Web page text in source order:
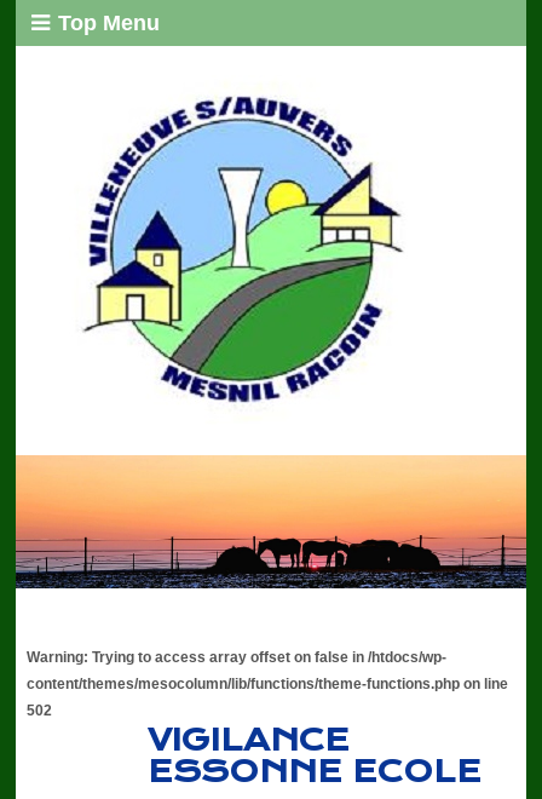
Top Menu
Warning: Trying to access array offset on false in /htdocs/wp-
content/themes/mesocolumn/lib/functions/theme-functions.phpon line
502
VIGILANCE
ESSONNE ECOLE